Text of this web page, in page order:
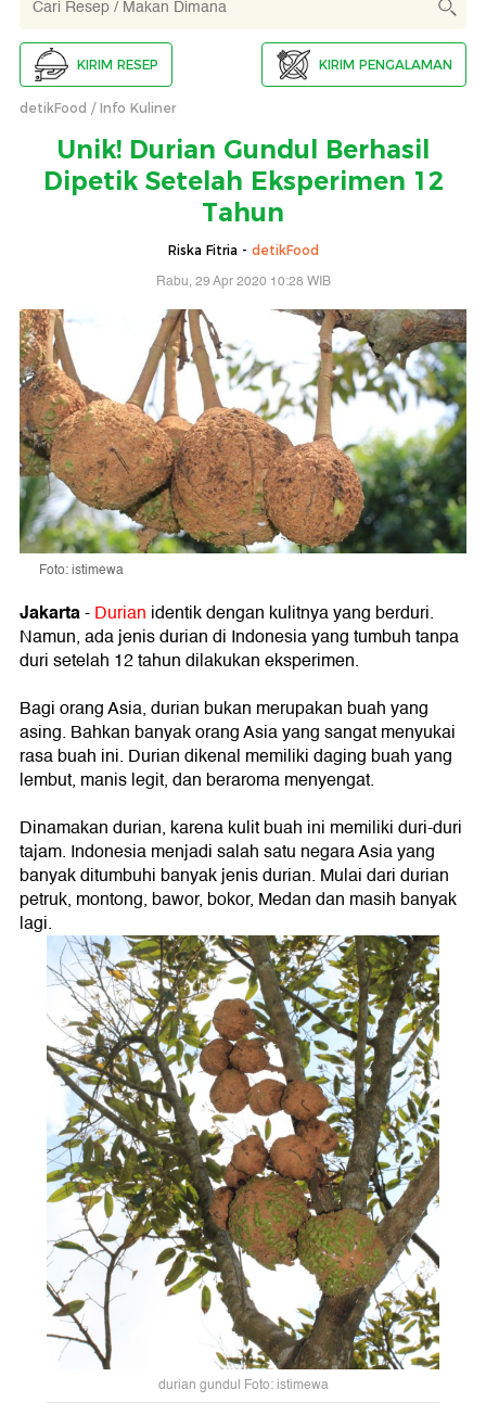
KIRIM RESEP KIRIM PENGALAMAN
detikFood Info Kuliner
Unik! Durian Gundul Berhasil
Dipetik Setelah Eksperimen 12
Tahun
Riska Fitria - detikFood
Rabu, 29 Apr 2020 10:28 WIB
Foto: istimewa
Jakarta-Durian identik dengan kulitnya yang berduri.
Namun, ada jenis durian di Indonesia yang tumbuh tanpa
duri setelah 12 tahun dilakukan eksperimen.
Bagi orang Asia, durian bukan merupakan buah yang
asing. Bahkan banyak orang Asia yang sangat menyukai
rasa buah ini. Durian dikenal memiliki daging buah yang
lembut, manis legit, dan beraroma menyengat.
Dinamakan durian, karena kulit buah ini memiliki duri-duri
tajam. Indonesia menjadi salah satu negara Asia yang
banyak ditumbuhi banyak jenis durian. Mulai dari durian
petruk, montong, bawor, bokor, Medan dan masih banyak
lagi.
durian gundul Foto: istimewa